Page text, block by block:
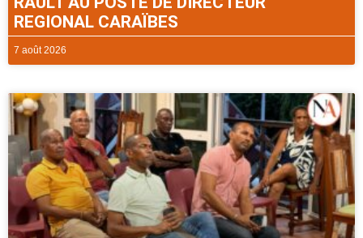
REGIONAL CARAÏBES
7 août 2026